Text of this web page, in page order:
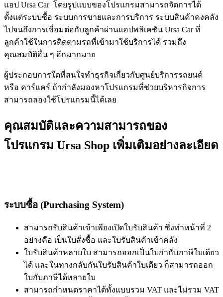
แอป Ursa Car โดยรูปแบบของโปรแกรมสามารถจัดการได้
ตั้งแต่ระบบซื้อ ระบบการขายและการบริการ ระบบสินค้าคงคลัง
ไปจนถึงการเชื่อมต่อกับลูกค้าผ่านแอปพลิเคชัน Ursa Car ที่
ลูกค้าใช้ในการติดตามรถที่เข้ามาใช้บริการได้ รวมถึง
คุณสมบัติอื่น ๆ อีกมากมาย
ผู้ประกอบการใดที่สนใจทำธุรกิจเกี่ยวกับศูนย์บริการรถยนต์
หรือ คาร์แคร์ ถ้ากำลังมองหาโปรแกรมที่ช่วยบริหารกิจการ
สามารถลองใช้โปรแกรมนี้ได้เลย
คุณสมบัติและความสามารถของ
โปรแกรม Ursa Shop เพิ่มเติมอย่างละเอียด
ระบบซื้อ (Purchasing System)
สามารถรับสินค้าเข้าเพียงเปิดใบรับสินค้า ซึ่งทำหน้าที่ 2
อย่างคือ เป็นใบสั่งซื้อ และใบรับสินค้าเข้าคลัง
ใบรับสินค้าหลายใบ สามารถออกเป็นใบกำกับภาษีใบเดียว
ได้ และในทางกลับกันใบรับสินค้าใบเดียว ก็สามารถออก
ใบกับภาษีได้หลายใบ
สามารถกำหนดราคาได้ทั้งแบบรวม VAT และไม่รวม VAT